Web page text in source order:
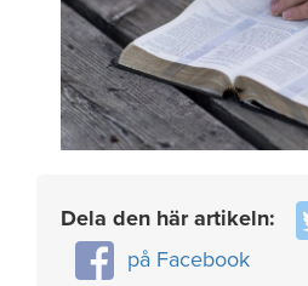
Dela den här artikeln:
på Facebook